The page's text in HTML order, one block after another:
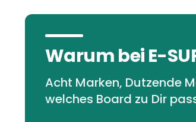
Warum bei E-
Acht Marken, Dutzende
welches Board zu Dir